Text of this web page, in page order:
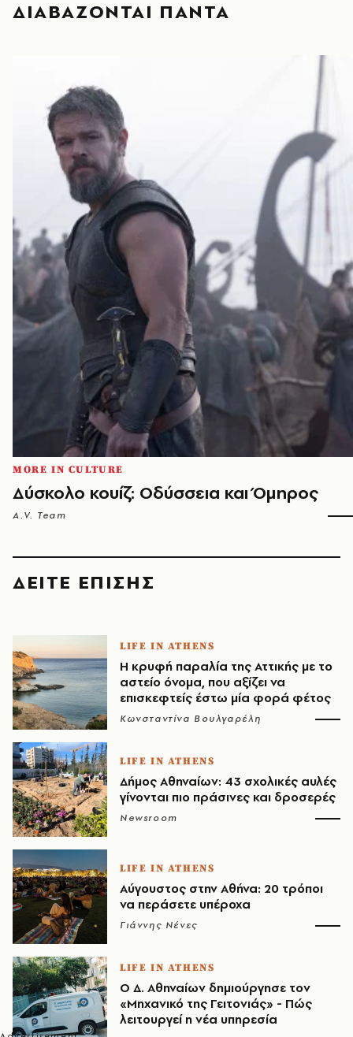
ΔΙΑΒΑΖΟΝΤΑΙ ΠΑΝΤΑ
MORE IN CULTURE
Δύσκολο κουίζ: Οδύσσεια και Όμηρος
A.V. Team
ΔΕΙΤΕ ΕΠΙΣΗΣ
LIFE IN ATHENS
Η κρυφή παραλία της Αττικής με το
αστείο όνομα, που αξίζει να
επισκεφτείς έστω μία φορά φέτος
Κωνσταντίνα Βουλγαρέλη
LIFE IN ATHENS
Δήμος Αθηναίων: 43 σχολικές αυλές
γίνονται πιο πράσινες και δροσερές
Newsroom
LIFE IN ATHENS
Αύγουστος στην Αθήνα: 20 τρόποι
να περάσετε υπέροχα
Γιάννης Νένες
LIFE IN ATHENS
Ο Δ. Αθηναίων δημιούργησε τον
«Μηχανικό της Γειτονιάς» - Πώς
λειτουργεί η νέα υπηρεσία